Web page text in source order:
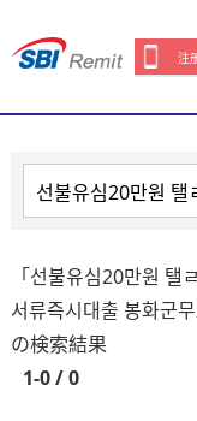
注
「선불유심20만원
서류즉시대출 봉화군
の検索結果
1-0 / 0